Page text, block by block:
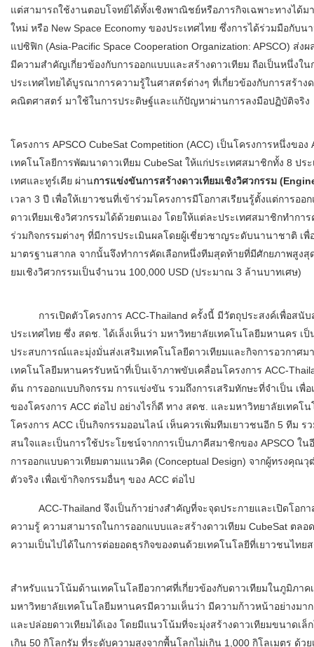
แต่สามารถใช้งานตอบโจทย์ได้ทั้งเชิงพาณิชย์หรือภารกิจเฉพาะทางได้
ใหม่ หรือ New Space Economy ของประเทศไทย ซึ่งการได้ร่วมมือกับ
แปซิฟิก (Asia-Pacific Space Cooperation Organization: APSCO) ส่งผ
มีความสำคัญเกี่ยวข้องกับการออกแบบและสร้างดาวเทียม ถือเป็นหนึ่งใน
ประเทศไทยได้บูรณาการความรู้ในศาสตร์ต่างๆ ที่เกี่ยวข้องกับการสร้าง
คณิตศาสตร์ มาใช้ในการประดิษฐ์และแก้ปัญหาผ่านการลงมือปฏิบัติจริง
โครงการ APSCO CubeSat Competition (ACC) เป็นโครงการหนึ่งของ
เทคโนโลยีการพัฒนาดาวเทียม CubeSat ให้แก่ประเทศสมาชิกทั้ง 8 ปร
เทศและทูร์เคีย ผ่านการแข่งขันการสร้างดาวเทียมเชิงวิศวกรรม (
เวลา 3 ปี เพื่อให้เยาวชนที่เข้าร่วมโครงการมีโอกาสเรียนรู้ตั้งแต่การออ
ดาวเทียมเชิงวิศวกรรมได้ด้วยตนเอง โดยให้แต่ละประเทศสมาชิกทำการ
ร่วมกิจกรรมต่างๆ ที่มีการประเมินผลโดยผู้เชี่ยวชาญระดับนานาชาติ เพื่
มาตรฐานสากล จากนั้นจึงทำการคัดเลือกหนึ่งทีมสุดท้ายที่มีศักยภาพสูงสุ
ยมเชิงวิศวกรรมเป็นจำนวน 100,000 USD (ประมาณ 3 ล้านบาทเศษ)
การเปิดตัวโครงการ ACC-Thailand ครั้งนี้ มีวัตถุประสงค์เพื่อสนั
ประเทศไทย ซึ่ง สดช. ได้เล็งเห็นว่า มหาวิทยาลัยเทคโนโลยีมหานคร เ
ประสบการณ์และมุ่งมั่นส่งเสริมเทคโนโลยีดาวเทียมและกิจการอวกาศ
เทคโนโลยีมหานครรับหน้าที่เป็นเจ้าภาพขับเคลื่อนโครงการ ACC-
ต้น การออกแบบกิจกรรม การแข่งขัน รวมถึงการเสริมทักษะที่จำเป็น เพื่
ของโครงการ ACC ต่อไป อย่างไรก็ดี ทาง สดช. และมหาวิทยาลัยเทคโ
โครงการ ACC เป็นกิจกรรมออนไลน์ เห็นควรเพิ่มทีมเยาวชนอีก 5 ทีม ร
สนใจและเป็นการใช้ประโยชน์จากการเป็นภาคีสมาชิกของ APSCO ใน
การออกแบบดาวเทียมตามแนวคิด (Conceptual Design) จากผู้ทรงคุณ
ตัวจริง เพื่อเข้ากิจกรรมอื่นๆ ของ ACC ต่อไป
ACC-Thailand จึงเป็นก้าวย่างสำคัญที่จะจุดประกายและเปิดโอก
ความรู้ ความสามารถในการออกแบบและสร้างดาวเทียม CubeSat ตลอ
ความเป็นไปได้ในการต่อยอดธุรกิจของตนด้วยเทคโนโลยีที่เยาวชนไทย
สำหรับแนวโน้มด้านเทคโนโลยีอวกาศที่เกี่ยวข้องกับดาวเทียมในภูมิภาค
มหาวิทยาลัยเทคโนโลยีมหานครมีความเห็นว่า มีความก้าวหน้าอย่างมา
และปล่อยดาวเทียมได้เอง โดยมีแนวโน้มที่จะมุ่งสร้างดาวเทียมขนาดเล็
เกิน 50 กิโลกรัม ที่ระดับความสูงจากพื้นโลกไม่เกิน 1,000 กิโลเมตร ด้ว